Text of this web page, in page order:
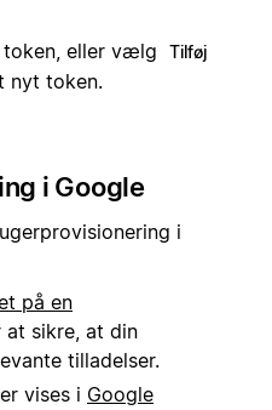
token, eller vælg
Tilføj
nyt token.
i Google
i
på en
at sikre, at din
tilladelser.
vises i Google